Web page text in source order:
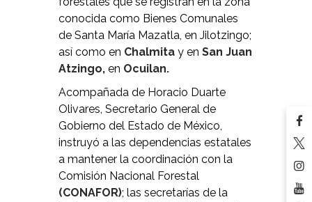
conocida como Bienes Comunales
de Santa María Mazatla, en Jilotzingo;
así como en Chalmita y en San Juan
Atzingo, en Ocuilan.
Acompañada de Horacio Duarte
Olivares, Secretario General de
Gobierno del Estado de México,
instruyó a las dependencias estatales
a mantener la coordinación con la
Comisión Nacional Forestal
(CONAFOR); las secretarías de la